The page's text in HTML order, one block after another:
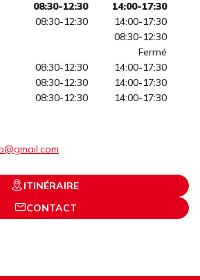
08:30-12:30
14:00-17:30
08:30-12:30
14:00-17:30
08:30-12:30
Fermé
08:30-12:30
14:00-17:30
08:30-12:30
14:00-17:30
08:30-12:30 14:00-17:30
ITINÉRAIRE
CONTACT